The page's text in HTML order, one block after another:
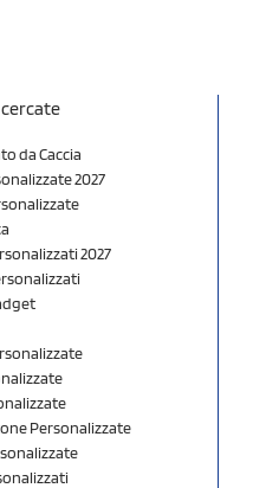
da Caccia
2027
2027
Personalizzate